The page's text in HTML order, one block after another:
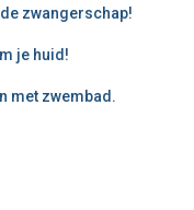
zwangerschap!
je huid!
met zwembad.